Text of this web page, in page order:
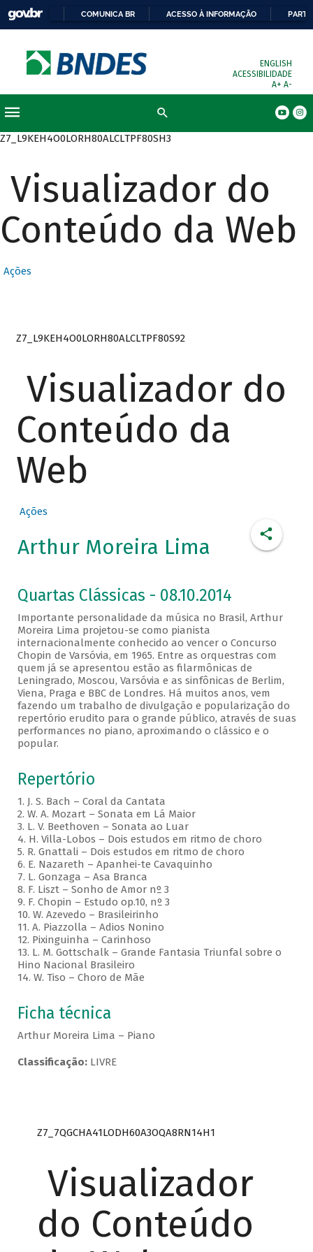
COMUNICA BR ACESSO À INFORMAÇÃO
ENGLISH
ACESSIBILIDADE
A+ A-
Z7_L9KEH4O0LORH80ALCLTPF80SH3
Visualizador do
Conteúdo da Web
Ações
Z7_L9KEH4O0LORH80ALCLTPF80S92
Visualizador do
Conteúdo da
Web
Ações
Arthur Moreira Lima
Quartas Clássicas - 08.10.2014
Importante personalidade da música no Brasil, Arthur
Moreira Lima projetou-se como pianista
internacionalmente conhecido ao vencer o Concurso
Chopin de Varsóvia, em 1965. Entre as orquestras com
quem já se apresentou estão as filarmônicas de
Leningrado, Moscou, Varsóvia e as sinfônicas de Berlim,
Viena, Praga e BBC de Londres. Há muitos anos, vem
fazendo um trabalho de divulgação e popularização do
repertório erudito para o grande público, através de suas
performances no piano, aproximando o clássico e o
popular.
Repertório
1. J. S. Bach – Coral da Cantata
2. W. A. Mozart – Sonata em Lá Maior
3. L. V. Beethoven – Sonata ao Luar
4. H. Villa-Lobos – Dois estudos em ritmo de choro
5. R. Gnattali – Dois estudos em ritmo de choro
6. E. Nazareth – Apanhei-te Cavaquinho
7. L. Gonzaga – Asa Branca
8. F. Liszt – Sonho de Amor nº 3
9. F. Chopin – Estudo op.10, nº 3
10. W. Azevedo – Brasileirinho
11. A. Piazzolla – Adios Nonino
12. Pixinguinha – Carinhoso
13. L. M. Gottschalk – Grande Fantasia Triunfal sobre o
Hino Nacional Brasileiro
14. W. Tiso – Choro de Mãe
Ficha técnica
Arthur Moreira Lima – Piano
Classificação:LIVRE
Z7_7QGCHA41LODH60A3OQA8RN14H1
Visualizador
do Conteúdo